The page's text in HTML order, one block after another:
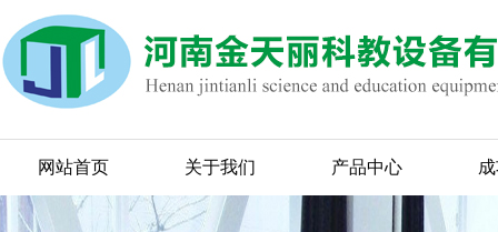
网站首页 关于我们 产品中心